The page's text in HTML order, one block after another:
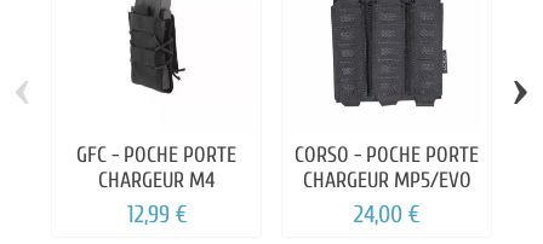
GFC - POCHE PORTE
CHARGEUR M4
12,99 €
CORSO - POCHE PORTE
CHARGEUR MP5/EVO
24,00 €
‹ ›